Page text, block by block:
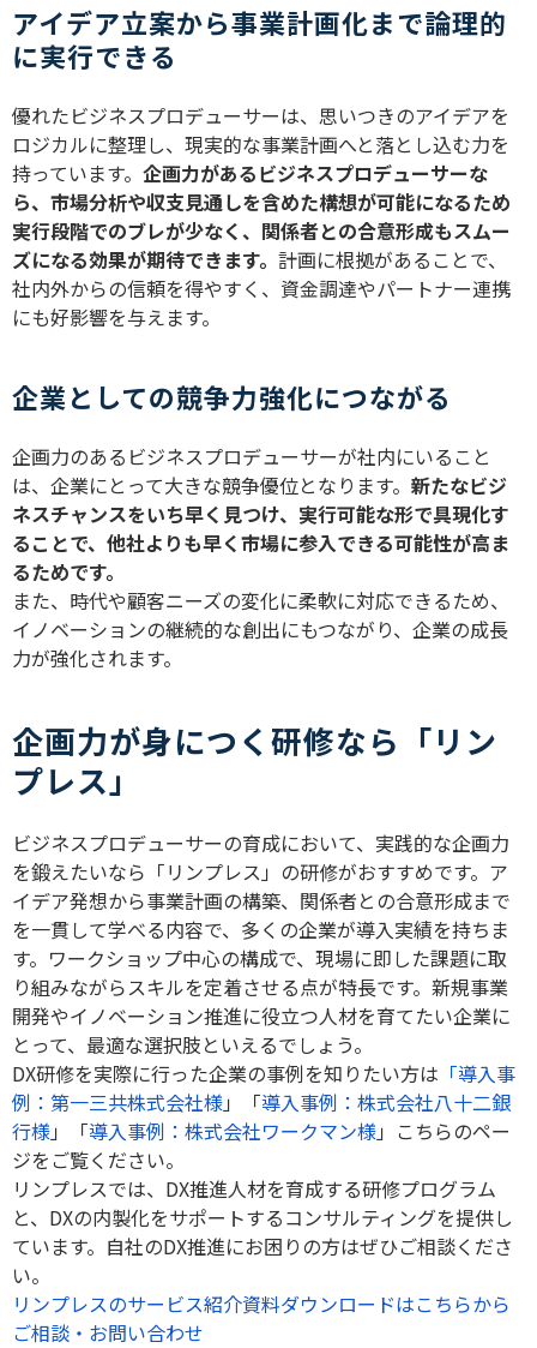
アイデア立案から事業計画化まで論理的
に実行できる
優れたビジネスプロデューサーは、思いつきのアイデアを
ロジカルに整理し、現実的な事業計画へと落とし込む力を
持っています。 企画力があるビジネスプロデューサーな
ら、市場分析や収支見通しを含めた構想が可能になるため
実行段階でのブレが少なく、関係者との合意形成もスムー
ズになる効果が期待できます。 計画に根拠があることで、
社内外からの信頼を得やすく、資金調達やパートナー連携
にも好影響を与えます。
企業としての競争力強化につながる
企画力のあるビジネスプロデューサーが社内にいること
は、企業にとって大きな競争優位となります。 新たなビジ
ネスチャンスをいち早く見つけ、実行可能な形で具現化す
ることで、他社よりも早く市場に参入できる可能性が高ま
るためです。
また、時代や顧客ニーズの変化に柔軟に対応できるため、
イノベーションの継続的な創出にもつながり、企業の成長
力が強化されます。
企画力が身につく研修なら「リン
プレス」
ビジネスプロデューサーの育成において、実践的な企画力
を鍛えたいなら「リンプレス」の研修がおすすめです。ア
イデア発想から事業計画の構築、関係者との合意形成まで
を一貫して学べる内容で、多くの企業が導入実績を持ちま
す。ワークショップ中心の構成で、現場に即した課題に取
り組みながらスキルを定着させる点が特長です。新規事業
開発やイノベーション推進に役立つ人材を育てたい企業に
とって、最適な選択肢といえるでしょう。
DX研修を実際に行った企業の事例を知りたい方は 「導入事
例：第一三共株式会社様」「導入事例：株式会社八十二銀
行様」「導入事例：株式会社ワークマン様」こちらのペー
ジをご覧ください。
リンプレスでは、DX推進人材を育成する研修プログラム
と、DXの内製化をサポートするコンサルティングを提供し
ています。自社のDX推進にお困りの方はぜひご相談くださ
い。
リンプレスのサービス紹介資料ダウンロードはこちらから
ご相談・お問い合わせ